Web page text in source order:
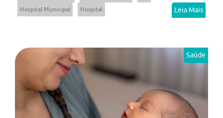
Hospital Municipal
Hospital Leia Mais
Saúde